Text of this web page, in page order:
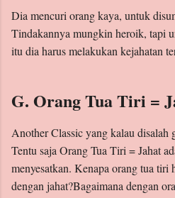
Dia mencuri orang kaya, untuk
Tindakannya mungkin heroik, tapi
itu dia harus melakukan kejahatan
G. Orang Tua Tiri =
Another Classic yang kalau disalah
Tentu saja Orang Tua Tiri = Jahat
menyesatkan. Kenapa orang tua tiri
dengan jahat?Bagaimana dengan